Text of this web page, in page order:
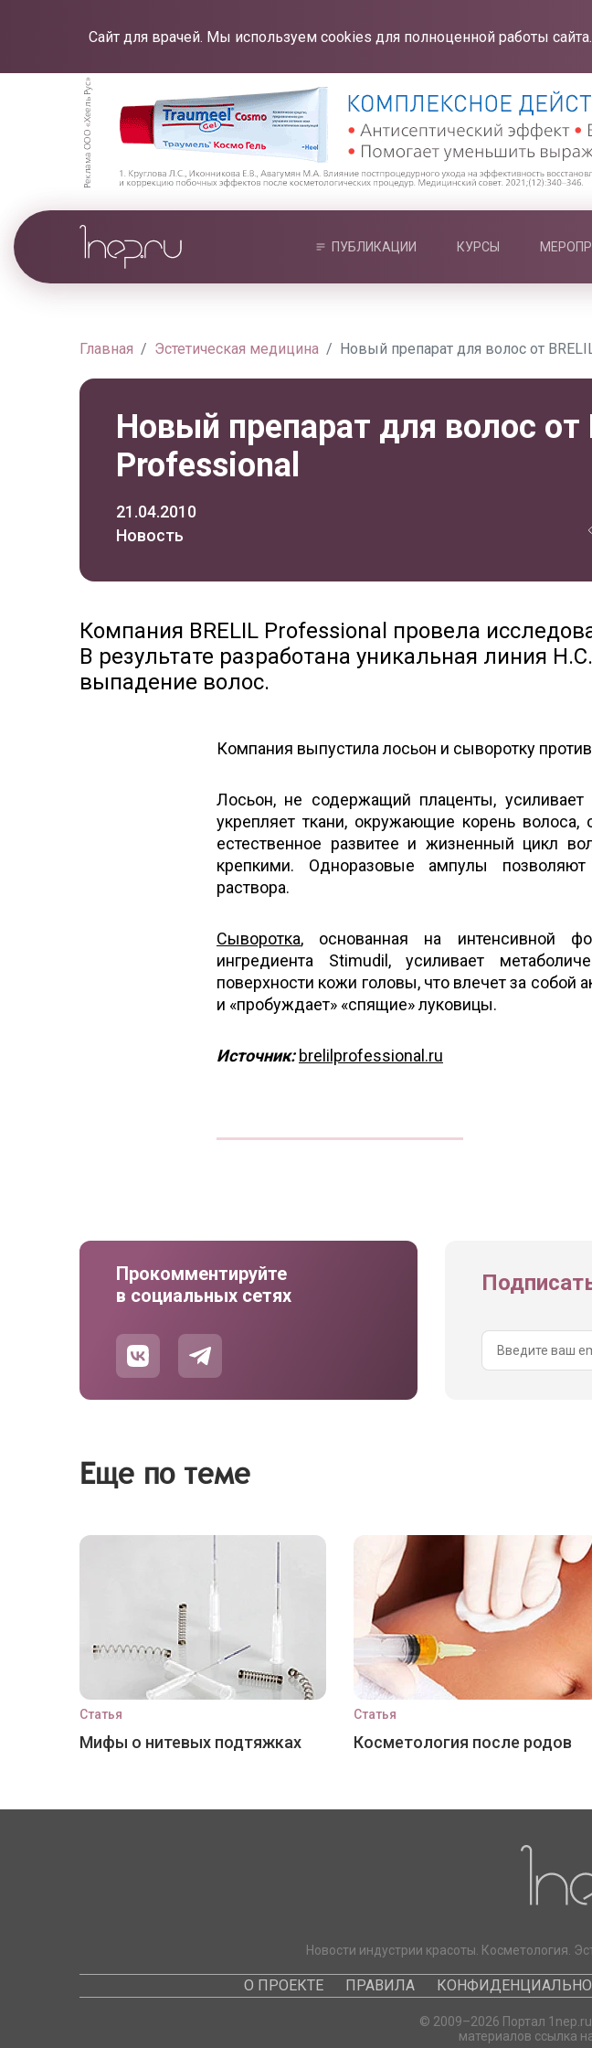
Сайт для врачей. Мы используем cookies для полноценной работы сайта.
ПУБЛИКАЦИИ КУРСЫ
Главная Эстетическая медицина Новый препарат для волос от
Новый препарат для волос от
Professional
21.04.2010
Новость
Компания BRELIL Professional провела
В результате разработана уникальная линия
выпадение волос.
Компания выпустила лосьон и сыворотку против
Лосьон, не содержащий плаценты, усиливает
укрепляет ткани, окружающие корень волоса,
естественное развитее и жизненный цикл
крепкими. Одноразовые ампулы
раствора.
Сыворотка, основанная на интенсивной
ингредиента Stimudil, усиливает
поверхности кожи головы, что влечет за собой
и «пробуждает» «спящие» луковицы.
Источник: brelilprofessional.ru
Прокомментируйте
в социальных сетях
Еще по теме
Статья
Мифы о нитевых подтяжках
Статья
Косметология после родов
Новости индустрии красоты. Косметология.
О ПРОЕКТЕ ПРАВИЛА
© 2009–2026 Портал
материалов ссылка